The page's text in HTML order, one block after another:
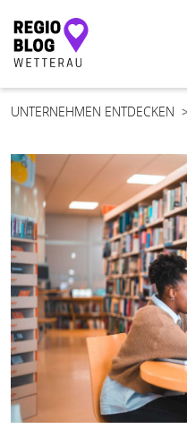
Hauptnavigation
UNTERNEHMEN ENTDECKEN